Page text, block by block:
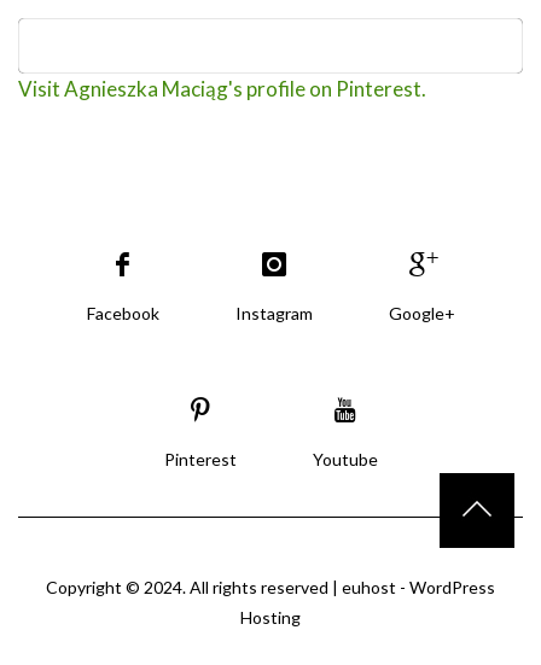
Visit Agnieszka Maciąg's profile on Pinterest.
Facebook Instagram Google+
Pinterest Youtube
Copyright © 2024. All rights reserved | euhost - WordPress
Hosting